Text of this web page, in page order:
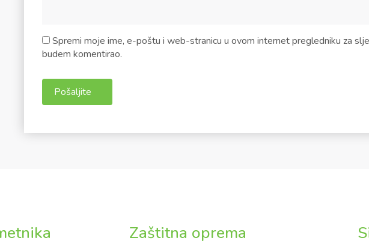
Spremi moje ime, e-poštu i web-stranicu u ovom internet pregledniku za
budem komentirao.
Zaštitna oprema